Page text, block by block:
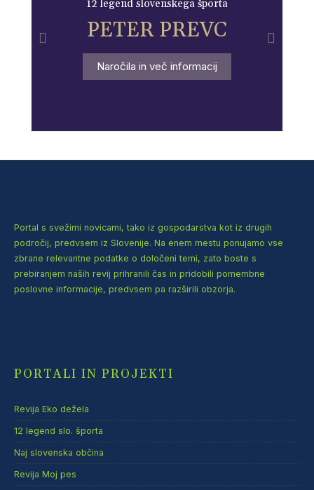
12 legend slovenskega športa
PETER PREVC
Naročila in več informacij
Portal s svežimi novicami, tako iz gospodarstva kot iz drugih
področij, predvsem iz Slovenije. Na enem mestu ponujamo vse
zbrane relevantne podatke o določeni temi, zato boste s
prebiranjem naših revij prihranili čas in pridobili pomembne
poslovne informacije, predvsem pa razširili obzorja.
PORTALI IN PROJEKTI
Revija Eko dežela
12 legend slo. športa
Naj slovenska občina
Revija Moj pes